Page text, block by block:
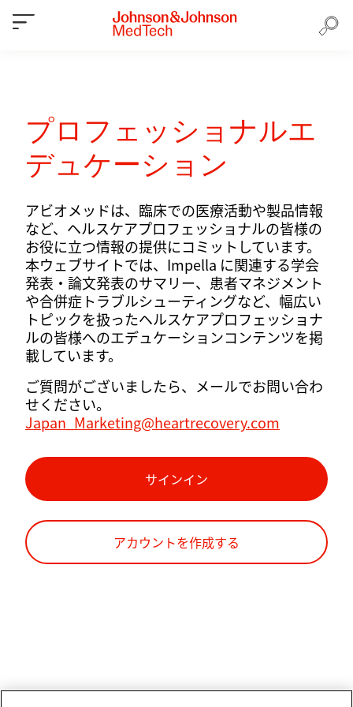
プロフェッショナルエ
デュケーション
アビオメッドは、臨床での医療活動や製品情報
など、ヘルスケアプロフェッショナルの皆様の
お役に立つ情報の提供にコミットしています。
本ウェブサイトでは、Impella に関連する学会
発表・論文発表のサマリー、患者マネジメント
や合併症トラブルシューティングなど、幅広い
トピックを扱ったヘルスケアプロフェッショナ
ルの皆様へのエデュケーションコンテンツを掲
載しています。
ご質問がございましたら、メールでお問い合わ
せください。
Japan_Marketing@heartrecovery.com